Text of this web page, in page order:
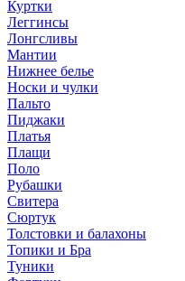
Куртки
Леггинсы
Лонгсливы
Мантии
Нижнее белье
Носки и чулки
Пальто
Пиджаки
Платья
Плащи
Поло
Рубашки
Свитера
Сюртук
Толстовки и балахоны
Топики и Бра
Туники